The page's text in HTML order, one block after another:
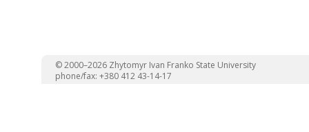
© 2000–2026 Zhytomyr Ivan Franko State University
phone/fax: +380 412 43-14-17